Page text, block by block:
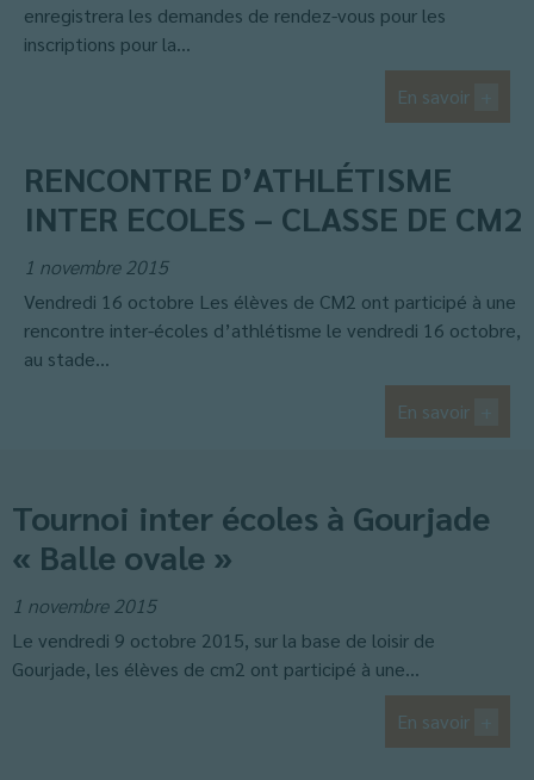
enregistrera les demandes de rendez-vous pour les
inscriptions pour la...
En savoir
RENCONTRE D’ATHLÉTISME
INTER ECOLES – CLASSE DE CM2
1 novembre 2015
Vendredi 16 octobre Les élèves de CM2 ont participé à une
rencontre inter-écoles d’athlétisme le vendredi 16 octobre,
au stade...
En savoir
Tournoi inter écoles à Gourjade
« Balle ovale »
1 novembre 2015
Le vendredi 9 octobre 2015, sur la base de loisir de
Gourjade, les élèves de cm2 ont participé à une...
En savoir